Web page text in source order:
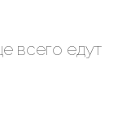
всего едут